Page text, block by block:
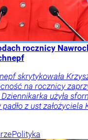
rocznicy
skrytykowała
na rocznicy
użyła
z ust założyciela
Polityka